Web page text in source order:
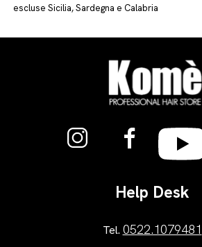
escluse Sicilia, Sardegna e Calabria
Help Desk
Tel. 0522.1079481